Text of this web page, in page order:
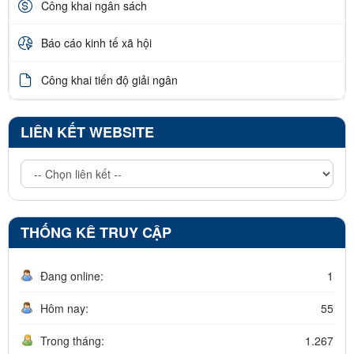
Công khai ngân sách
Báo cáo kinh tế xã hội
Công khai tiến độ giải ngân
LIÊN KẾT WEBSITE
THỐNG KÊ TRUY CẬP
Đang online: 1
Hôm nay: 55
Trong tháng: 1.267